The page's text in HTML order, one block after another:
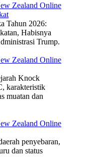
Zealand Online
Tahun 2026:
Habisnya
Trump.
Zealand Online
Knock
karakteristik
muatan dan
Zealand Online
penyebaran,
dan status